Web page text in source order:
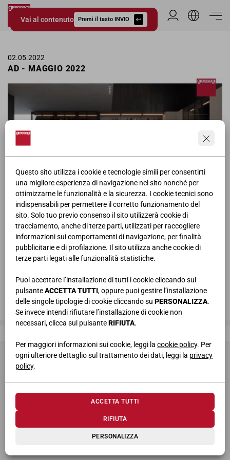
Questo sito utilizza i cookie e tecnologie simili per consentirti
una migliore esperienza di navigazione nel sito nonché per
ottimizzarne le funzionalità e la sicurezza. I cookie tecnici sono
indispensabili per permettere il corretto funzionamento del
sito. Solo tuo previo consenso il sito utilizzerà cookie di
tracciamento, anche di terze parti, utilizzati per raccogliere
informazioni sui comportamenti di navigazione, per finalità
pubblicitarie e di profilazione. Il sito utilizza anche cookie di
terze parti legati alle funzionalità statistiche.
Puoi accettare l’installazione di tutti i cookie cliccando sul
pulsanteACCETTA TUTTI, oppure puoi gestire l’installazione
delle singole tipologie di cookie cliccando su PERSONALIZZA.
Se invece intendi rifiutare l’installazione di cookie non
necessari, clicca sul pulsanteRIFIUTA.
Per maggiori informazioni sui cookie, leggi la cookie policy. Per
ogni ulteriore dettaglio sul trattamento dei dati, leggi la privacy
policy.
PERSONALIZZA
RIFIUTA
ACCETTA TUTTI
Vai al contenuto Premi il tasto INVIO
Giessegi.it
Area Riservata
02.05.2022
AD - MAGGIO 2022
Giessegi, dove la qualità è di casa
© 2026 Giessegi Industria Mobili S.p.a. P.I. 00642760433
Via Bramante 39, 62010 Appignano MC (Italia)
info@giessegi.it